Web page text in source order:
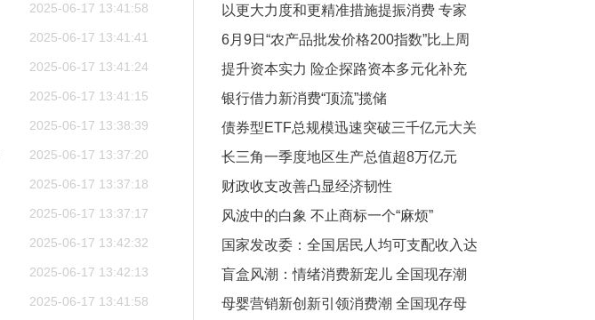
2025-06-17 13:41:58
2025-06-17 13:41:41
2025-06-17 13:41:24
2025-06-17 13:41:15
2025-06-17 13:38:39
2025-06-17 13:37:20
2025-06-17 13:37:18
2025-06-17 13:37:17
2025-06-17 13:42:32
2025-06-17 13:42:13
2025-06-17 13:41:58
以更大力度和更精准措施提振消费 专家
带你看懂5月CPI和PPI数据
6月9日“农产品批发价格200指数”比上周
五下降0.29个点
提升资本实力 险企探路资本多元化补充
方式
银行借力新消费“顶流”揽储
债券型ETF总规模迅速突破三千亿元大关
长三角一季度地区生产总值超8万亿元
财政收支改善凸显经济韧性
风波中的白象 不止商标一个“麻烦”
国家发改委：全国居民人均可支配收入达
4.13万元
盲盒风潮：情绪消费新宠儿 全国现存潮
玩相关企业超5.1万家
母婴营销新创新引领消费潮 全国现存母